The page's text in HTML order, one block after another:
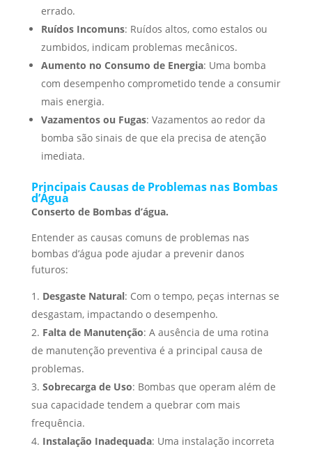
errado.
Ruídos Incomuns: Ruídos altos, como estalos ou
zumbidos, indicam problemas mecânicos.
Aumento no Consumo de Energia: Uma bomba
com desempenho comprometido tende a consumir
mais energia.
Vazamentos ou Fugas: Vazamentos ao redor da
bomba são sinais de que ela precisa de atenção
imediata.
Principais Causas de Problemas nas Bombas
d’Água
Conserto de Bombas d’água.
Entender as causas comuns de problemas nas
bombas d’água pode ajudar a prevenir danos
futuros:
Desgaste Natural: Com o tempo, peças internas se
desgastam, impactando o desempenho.
Falta de Manutenção: A ausência de uma rotina
de manutenção preventiva é a principal causa de
problemas.
Sobrecarga de Uso: Bombas que operam além de
sua capacidade tendem a quebrar com mais
frequência.
Instalação Inadequada: Uma instalação incorreta